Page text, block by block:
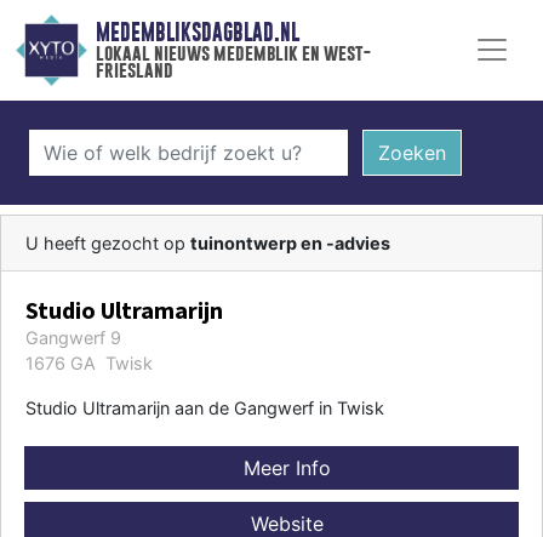
MEDEMBLIKSDAGBLAD.NL
lokaal nieuws medemblik en west-
friesland
Zoeken
U heeft gezocht op tuinontwerp en -advies
Studio Ultramarijn
Gangwerf 9
1676 GA Twisk
Studio Ultramarijn aan de Gangwerf in Twisk
Meer Info
Website